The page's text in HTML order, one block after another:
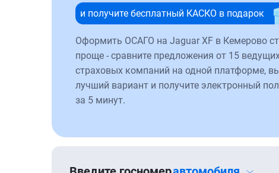
и получите бесплатный КАСКО в подарок
Оформить ОСАГО на Jaguar XF в Кемерово
проще - сравните предложения от 15
страховых компаний на одной платформе,
лучший вариант и получите электронный
за 5 минут.